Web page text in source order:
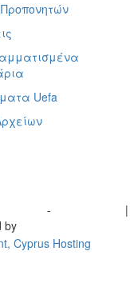
Uefa
-
|
by